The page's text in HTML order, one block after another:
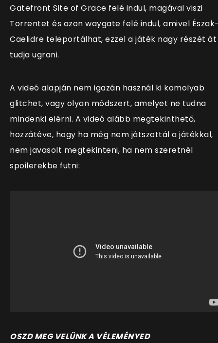
Gatefront Site of Grace felé indul, magával viszi
Torrentet és azon waygate felé indul, amivel
Caelidre teleportálhat, ezzel a játék nagy részét át
tudja ugrani.
A videó alapján nem igazán használ ki komolyab
glitchet, vagy olyan módszert, amelyet ne tudna
mindenki elérni. A videó alább megtekinthető,
hozzátéve, hogy ha még nem játszottál a játékkal,
nem javasolt megtekinteni, ha nem szeretnél
spoilerekbe futni:
OSZD MEG VELÜNK A VÉLEMÉNYED